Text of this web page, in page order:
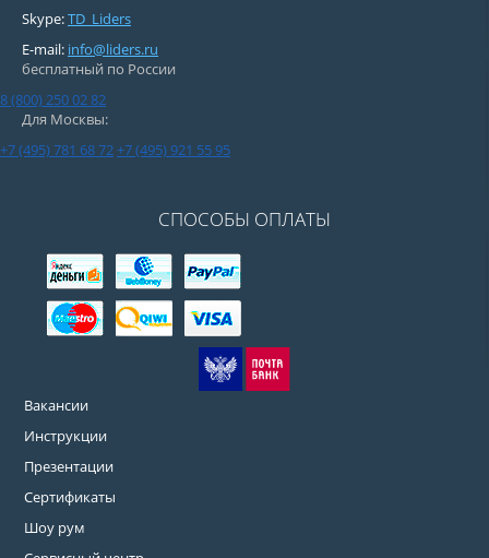
Skype:TD_Liders
E-mail: info@liders.ru
бесплатный по России
8 (800) 250 02 82
Для Москвы:
+7 (495) 781 68 72+7 (495) 921 55 95
СПОСОБЫ ОПЛАТЫ
Вакансии
Инструкции
Презентации
Сертификаты
Шоу рум